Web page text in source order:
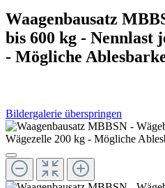
Waagenbausatz
bis 600 kg - Nennlast
- Mögliche
Bildergalerie überspringen